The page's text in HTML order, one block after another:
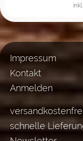
Impressum
Kontakt
Anmelden
schnelle